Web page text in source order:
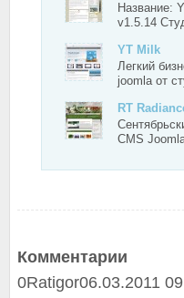
Название:
v1.5.14
YT Milk
Легкий
joomla от
RT
CMS
Комментарии
0Ratigor06.03.2011